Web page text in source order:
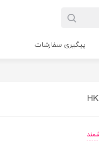
پیگیری سفارشات